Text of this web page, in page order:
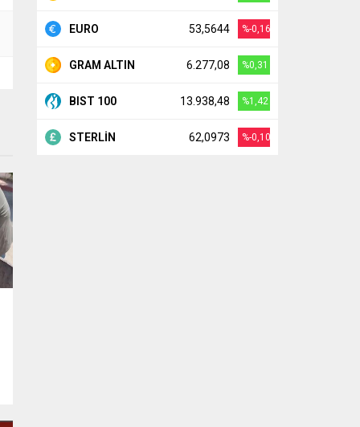
EURO 53,5644 %-0,16
GRAM ALTIN 6.277,08 %0,31
BIST 100 13.938,48 %1,42
STERLİN 62,0973 %-0,10